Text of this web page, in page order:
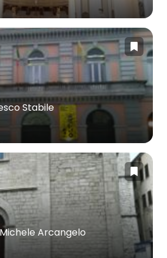
Stabile
Arcangelo